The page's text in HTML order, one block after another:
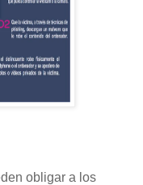
obligar a los